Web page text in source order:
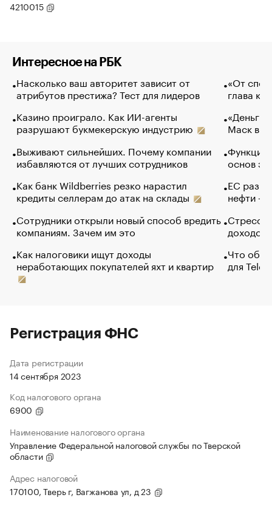
4210015
Интересное на РБК
Насколько ваш авторитет зависит от
атрибутов престижа? Тест для лидеров
Казино проиграло. Как ИИ-агенты
разрушают букмекерскую индустрию
Выживают сильнейших. Почему компании
избавляются от лучших сотрудников
Как банк Wildberries резко нарастил
кредиты селлерам до атак на склады
Сотрудники открыли новый способ вредить
компаниям. Зачем им это
Как налоговики ищут доходы
неработающих покупателей яхт и квартир
«От
глава
«Деньги
Маск в
Функции
основ
ЕС
нефти —
Стресс
доходов
Что
для
Регистрация ФНС
Дата регистрации
14 сентября 2023
Код налогового органа
6900
Наименование налогового органа
Управление Федеральной налоговой службы по Тверской
области
Адрес налоговой
170100, Тверь г, Вагжанова ул, д 23